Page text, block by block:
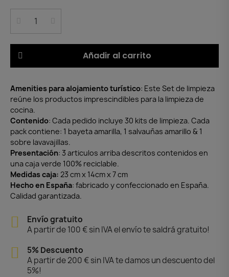
Añadir al carrito
Amenities para alojamiento turístico: Este Set de limpieza
reúne los productos imprescindibles para la limpieza de
cocina.
Contenido: Cada pedido incluye 30 kits de limpieza. Cada
pack contiene: 1 bayeta amarilla, 1 salvauñas amarillo & 1
sobre lavavajillas.
Presentación: 3 articulos arriba descritos contenidos en
una caja verde 100% reciclable.
Medidas caja: 23 cm x 14cm x 7 cm
Hecho en España: fabricado y confeccionado en España.
Calidad garantizada.
Envío gratuito
A partir de 100 € sin IVA el envío te saldrá gratuito!
5% Descuento
A partir de 200 € sin IVA te damos un descuento del
5%!